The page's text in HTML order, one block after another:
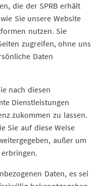
die der SPRB erhält
Sie unsere Website
nutzen. Sie
zugreifen, ohne uns
Daten
nach diesen
Dienstleistungen
zukommen zu lassen.
Sie auf diese Weise
außer um
Daten, es sei